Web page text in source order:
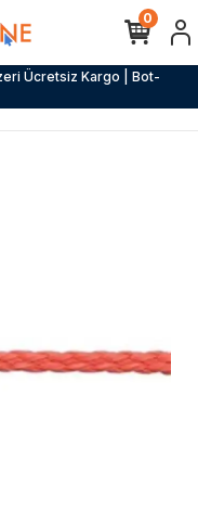
Ücretsiz Kargo | Bot-
0